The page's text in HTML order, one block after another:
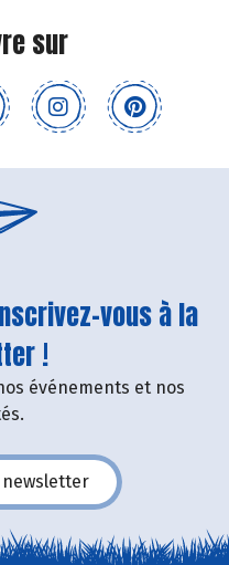
sur
vous à la
!
événements et nos